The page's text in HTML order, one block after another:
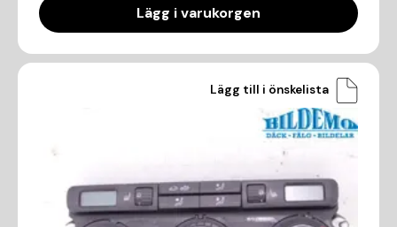
Lägg i varukorgen
Lägg till i önskelista